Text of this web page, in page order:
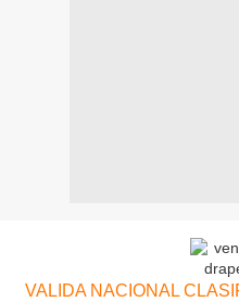
VALIDA NACIONAL